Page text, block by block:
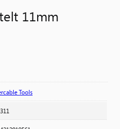
11mm
Tools